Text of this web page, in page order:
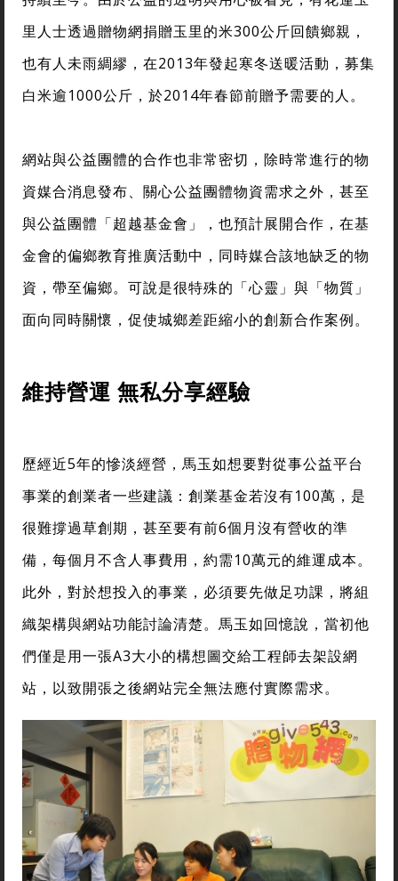
里人士透過贈物網捐贈玉里的米300公斤回饋鄉親，
也有人未雨綢繆，在2013年發起寒冬送暖活動，募集
白米逾1000公斤，於2014年春節前贈予需要的人。
網站與公益團體的合作也非常密切，除時常進行的物
資媒合消息發布、關心公益團體物資需求之外，甚至
與公益團體「超越基金會」，也預計展開合作，在基
金會的偏鄉教育推廣活動中，同時媒合該地缺乏的物
資，帶至偏鄉。可說是很特殊的「心靈」與「物質」
面向同時關懷，促使城鄉差距縮小的創新合作案例。
維持營運 無私分享經驗
歷經近5年的慘淡經營，馬玉如想要對從事公益平台
事業的創業者一些建議：創業基金若沒有100萬，是
很難撐過草創期，甚至要有前6個月沒有營收的準
備，每個月不含人事費用，約需10萬元的維運成本。
此外，對於想投入的事業，必須要先做足功課，將組
織架構與網站功能討論清楚。馬玉如回憶說，當初他
們僅是用一張A3大小的構想圖交給工程師去架設網
站，以致開張之後網站完全無法應付實際需求。